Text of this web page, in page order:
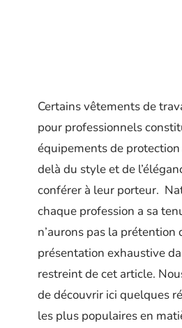
Certains vêtements de
pour professionnels
équipements de
delà du style et de
conférer à leur porteur.
chaque profession a sa
n’aurons pas la prétention
présentation exhaustive
restreint de cet article.
de découvrir ici quelques
les plus populaires en